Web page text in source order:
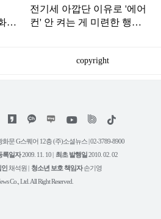
에
전기세 아깝단 이유로 '에어
컨' 안 켜는 게 미련한 행동
copyright
위
트
유
튜
틱
문 G스퀘어 12층 (주)소셜뉴스 | 02-3789-8900
록일자2009. 11. 10 | 최초 발행일2010. 02. 02
인채석원 | 청소년 보호 책임자손기영
Co., Ltd. All Right Reserved.